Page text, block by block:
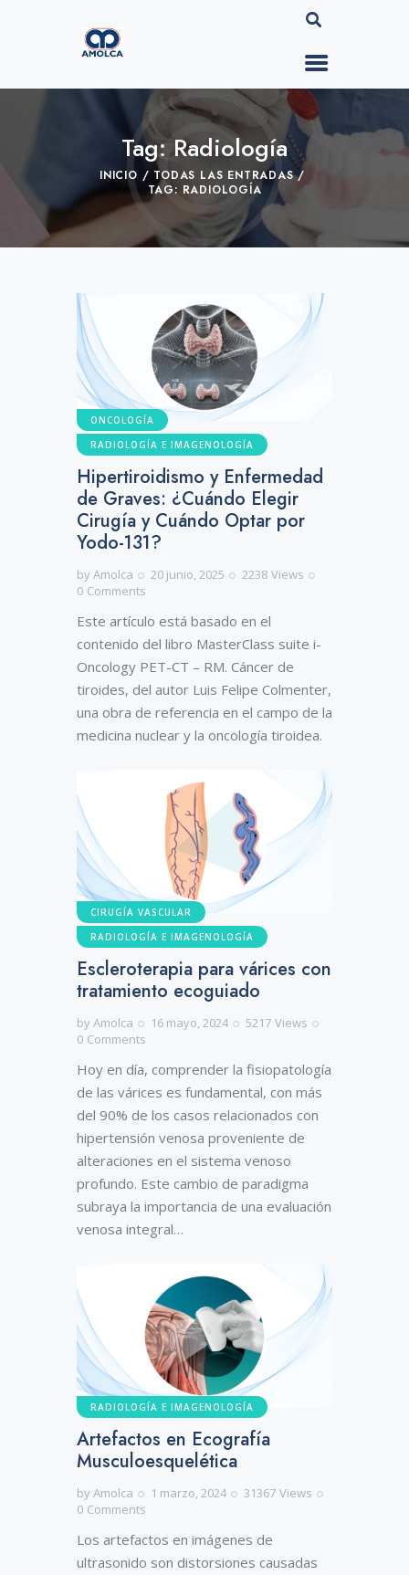
Tag: Radiología
INICIO
TODAS LAS ENTRADAS
TAG: RADIOLOGÍA
ONCOLOGÍA
RADIOLOGÍA E IMAGENOLOGÍA
Hipertiroidismo y Enfermedad
de Graves: ¿Cuándo Elegir
Cirugía y Cuándo Optar por
Yodo-131?
byAmolca 20 junio, 2025 2238 Views
0 Comments
Este artículo está basado en el
contenido del libro MasterClass suite i-
Oncology PET-CT – RM. Cáncer de
tiroides, del autor Luis Felipe Colmenter,
una obra de referencia en el campo de la
medicina nuclear y la oncología tiroidea.
CIRUGÍA VASCULAR
RADIOLOGÍA E IMAGENOLOGÍA
Escleroterapia para várices con
tratamiento ecoguiado
byAmolca 16 mayo, 2024 5217 Views
0 Comments
Hoy en día, comprender la fisiopatología
de las várices es fundamental, con más
del 90% de los casos relacionados con
hipertensión venosa proveniente de
alteraciones en el sistema venoso
profundo. Este cambio de paradigma
subraya la importancia de una evaluación
venosa integral…
RADIOLOGÍA E IMAGENOLOGÍA
Artefactos en Ecografía
Musculoesquelética
byAmolca 1 marzo, 2024 31367 Views
0 Comments
Los artefactos en imágenes de
ultrasonido son distorsiones causadas